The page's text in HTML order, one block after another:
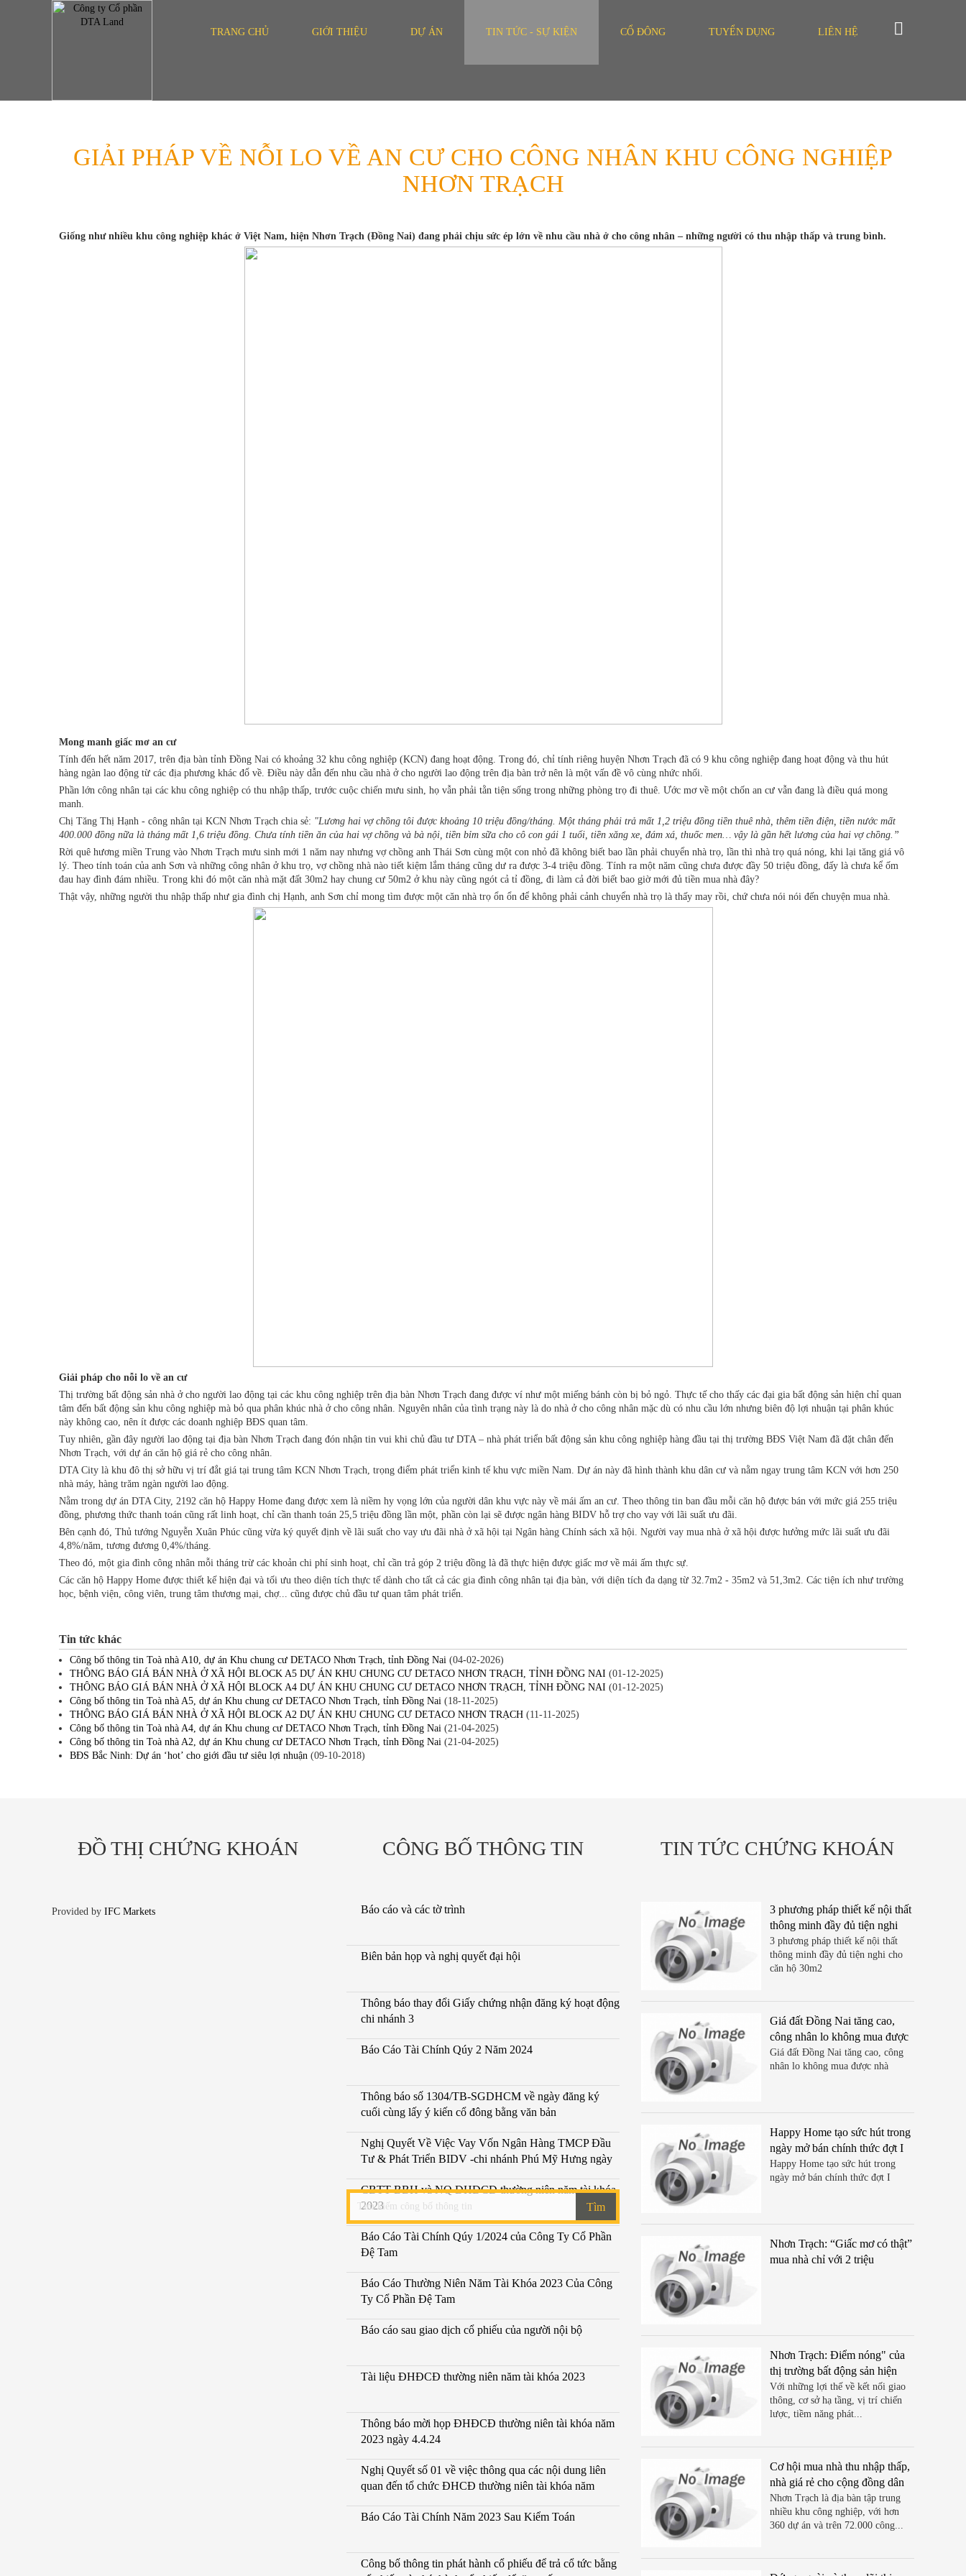
TRANG CHỦ GIỚI THIỆU DỰ ÁN TIN TỨC - SỰ KIỆN CỔ ĐÔNG TUYỂN DỤNG LIÊN HỆ
GIẢI PHÁP VỀ NỖI LO VỀ AN CƯ CHO CÔNG NHÂN KHU CÔNG NGHIỆP
NHƠN TRẠCH
Giống như nhiều khu công nghiệp khác ở Việt Nam, hiện Nhơn Trạch (Đồng Nai) đang phải chịu sức ép lớn về nhu cầu nhà ở cho công nhân – những người có thu nhập thấp và trung bình.
Mong manh giấc mơ an cư
Tính đến hết năm 2017, trên địa bàn tỉnh Đồng Nai có khoảng 32 khu công nghiệp (KCN) đang hoạt động. Trong đó, chỉ tính riêng huyện Nhơn Trạch đã có 9 khu công nghiệp đang hoạt động và thu hút
hàng ngàn lao động từ các địa phương khác đổ về. Điều này dẫn đến nhu cầu nhà ở cho người lao động trên địa bàn trở nên là một vấn đề vô cùng nhức nhối.
Phần lớn công nhân tại các khu công nghiệp có thu nhập thấp, trước cuộc chiến mưu sinh, họ vẫn phải tằn tiện sống trong những phòng trọ đi thuê. Ước mơ về một chốn an cư vẫn đang là điều quá mong
manh.
Chị Tăng Thị Hạnh - công nhân tại KCN Nhơn Trạch chia sẻ: "Lương hai vợ chồng tôi được khoảng 10 triệu đồng/tháng. Một tháng phải trả mất 1,2 triệu đồng tiền thuê nhà, thêm tiền điện, tiền nước mất
400.000 đồng nữa là tháng mất 1,6 triệu đồng. Chưa tính tiền ăn của hai vợ chồng và bà nội, tiền bỉm sữa cho cô con gái 1 tuổi, tiền xăng xe, đám xá, thuốc men… vậy là gần hết lương của hai vợ chồng.”
Rời quê hương miền Trung vào Nhơn Trạch mưu sinh mới 1 năm nay nhưng vợ chồng anh Thái Sơn cùng một con nhỏ đã không biết bao lần phải chuyển nhà trọ, lần thì nhà trọ quá nóng, khi lại tăng giá vô
lý. Theo tính toán của anh Sơn và những công nhân ở khu trọ, vợ chồng nhà nào tiết kiệm lắm tháng cũng dư ra được 3-4 triệu đồng. Tính ra một năm cũng chưa được đầy 50 triệu đồng, đấy là chưa kể ốm
đau hay đình đám nhiều. Trong khi đó một căn nhà mặt đất 30m2 hay chung cư 50m2 ở khu này cũng ngót cả tỉ đồng, đi làm cả đời biết bao giờ mới đủ tiền mua nhà đây?
Thật vậy, những người thu nhập thấp như gia đình chị Hạnh, anh Sơn chỉ mong tìm được một căn nhà trọ ổn ổn để không phải cảnh chuyển nhà trọ là thấy may rồi, chứ chưa nói nói đến chuyện mua nhà.
Giải pháp cho nỗi lo về an cư
Thị trường bất động sản nhà ở cho người lao động tại các khu công nghiệp trên địa bàn Nhơn Trạch đang được ví như một miếng bánh còn bị bỏ ngỏ. Thực tế cho thấy các đại gia bất động sản hiện chỉ quan
tâm đến bất động sản khu công nghiệp mà bỏ qua phân khúc nhà ở cho công nhân. Nguyên nhân của tình trạng này là do nhà ở cho công nhân mặc dù có nhu cầu lớn nhưng biên độ lợi nhuận tại phân khúc
này không cao, nên ít được các doanh nghiệp BĐS quan tâm.
Tuy nhiên, gần đây người lao động tại địa bàn Nhơn Trạch đang đón nhận tin vui khi chủ đầu tư DTA – nhà phát triển bất động sản khu công nghiệp hàng đầu tại thị trường BĐS Việt Nam đã đặt chân đến
Nhơn Trạch, với dự án căn hộ giá rẻ cho công nhân.
DTA City là khu đô thị sở hữu vị trí đắt giá tại trung tâm KCN Nhơn Trạch, trọng điểm phát triển kinh tế khu vực miền Nam. Dự án này đã hình thành khu dân cư và nằm ngay trung tâm KCN với hơn 250
nhà máy, hàng trăm ngàn người lao động.
Nằm trong dự án DTA City, 2192 căn hộ Happy Home đang được xem là niềm hy vọng lớn của người dân khu vực này về mái ấm an cư. Theo thông tin ban đầu mỗi căn hộ được bán với mức giá 255 triệu
đồng, phương thức thanh toán cũng rất linh hoạt, chỉ cần thanh toán 25,5 triệu đồng lần một, phần còn lại sẽ được ngân hàng BIDV hỗ trợ cho vay với lãi suất ưu đãi.
Bên cạnh đó, Thủ tướng Nguyễn Xuân Phúc cũng vừa ký quyết định về lãi suất cho vay ưu đãi nhà ở xã hội tại Ngân hàng Chính sách xã hội. Người vay mua nhà ở xã hội được hưởng mức lãi suất ưu đãi
4,8%/năm, tương đương 0,4%/tháng.
Theo đó, một gia đình công nhân mỗi tháng trừ các khoản chi phí sinh hoạt, chỉ cần trả góp 2 triệu đồng là đã thực hiện được giấc mơ về mái ấm thực sự.
Các căn hộ Happy Home được thiết kế hiện đại và tối ưu theo diện tích thực tế dành cho tất cả các gia đình công nhân tại địa bàn, với diện tích đa dạng từ 32.7m2 - 35m2 và 51,3m2. Các tiện ích như trường
học, bệnh viện, công viên, trung tâm thương mại, chợ... cũng được chủ đầu tư quan tâm phát triển.
Tin tức khác
Công bố thông tin Toà nhà A10, dự án Khu chung cư DETACO Nhơn Trạch, tỉnh Đồng Nai (04-02-2026)
THÔNG BÁO GIÁ BÁN NHÀ Ở XÃ HỘI BLOCK A5 DỰ ÁN KHU CHUNG CƯ DETACO NHƠN TRẠCH, TỈNH ĐỒNG NAI (01-12-2025)
THÔNG BÁO GIÁ BÁN NHÀ Ở XÃ HỘI BLOCK A4 DỰ ÁN KHU CHUNG CƯ DETACO NHƠN TRẠCH, TỈNH ĐỒNG NAI (01-12-2025)
Công bố thông tin Toà nhà A5, dự án Khu chung cư DETACO Nhơn Trạch, tỉnh Đồng Nai (18-11-2025)
THÔNG BÁO GIÁ BÁN NHÀ Ở XÃ HỘI BLOCK A2 DỰ ÁN KHU CHUNG CƯ DETACO NHƠN TRẠCH (11-11-2025)
Công bố thông tin Toà nhà A4, dự án Khu chung cư DETACO Nhơn Trạch, tỉnh Đồng Nai (21-04-2025)
Công bố thông tin Toà nhà A2, dự án Khu chung cư DETACO Nhơn Trạch, tỉnh Đồng Nai (21-04-2025)
BĐS Bắc Ninh: Dự án ‘hot’ cho giới đầu tư siêu lợi nhuận (09-10-2018)
ĐỒ THỊ CHỨNG KHOÁN
Provided by IFC Markets
CÔNG BỐ THÔNG TIN
Báo cáo và các tờ trình
Biên bản họp và nghị quyết đại hội
Thông báo thay đổi Giấy chứng nhận đăng ký hoạt động
chi nhánh 3
Báo Cáo Tài Chính Qúy 2 Năm 2024
Thông báo số 1304/TB-SGDHCM về ngày đăng ký
cuối cùng lấy ý kiến cổ đông bằng văn bản
Nghị Quyết Về Việc Vay Vốn Ngân Hàng TMCP Đầu
Tư & Phát Triển BIDV -chi nhánh Phú Mỹ Hưng ngày
CBTT BBH và NQ ĐHĐCĐ thường niên năm tài khóa
2023
Báo Cáo Tài Chính Qúy 1/2024 của Công Ty Cổ Phần
Đệ Tam
Báo Cáo Thường Niên Năm Tài Khóa 2023 Của Công
Ty Cổ Phần Đệ Tam
Báo cáo sau giao dịch cổ phiếu của người nội bộ
Tài liệu ĐHĐCĐ thường niên năm tài khóa 2023
Thông báo mời họp ĐHĐCĐ thường niên tài khóa năm
2023 ngày 4.4.24
Nghị Quyết số 01 về việc thông qua các nội dung liên
quan đến tổ chức ĐHCĐ thường niên tài khóa năm
Báo Cáo Tài Chính Năm 2023 Sau Kiểm Toán
Công bố thông tin phát hành cổ phiếu để trả cổ tức bằng
Tìm
TIN TỨC CHỨNG KHOÁN
3 phương pháp thiết kế nội thất
thông minh đầy đủ tiện nghi
cho căn hộ 30m2
3 phương pháp thiết kế nội thất
thông minh đầy đủ tiện nghi cho
căn hộ 30m2
Giá đất Đồng Nai tăng cao,
công nhân lo không mua được
nhà
Giá đất Đồng Nai tăng cao, công
nhân lo không mua được nhà
Happy Home tạo sức hút trong
ngày mở bán chính thức đợt I
Happy Home tạo sức hút trong
ngày mở bán chính thức đợt I
Nhơn Trạch: “Giấc mơ có thật”
mua nhà chỉ với 2 triệu
Nhơn Trạch: Điểm nóng" của
thị trường bất động sản hiện
nay
Với những lợi thế về kết nối giao
thông, cơ sở hạ tầng, vị trí chiến
lược, tiềm năng phát...
Cơ hội mua nhà thu nhập thấp,
nhà giá rẻ cho cộng đồng dân
cư Nhơn Trạch
Nhơn Trạch là địa bàn tập trung
nhiều khu công nghiệp, với hơn
360 dự án và trên 72.000 công...